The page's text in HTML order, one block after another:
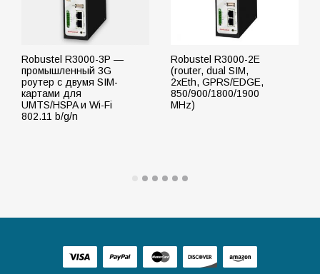
Robustel R3000-3P —
промышленный 3G
роутер с двумя SIM-
картами для
UMTS/HSPA и Wi-Fi
802.11 b/g/n
Robustel R3000-2E
(router, dual SIM,
2xEth, GPRS/EDGE,
850/900/1800/1900
MHz)